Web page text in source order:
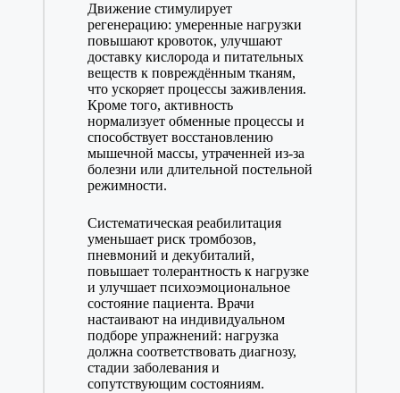
Движение стимулирует
регенерацию: умеренные нагрузки
повышают кровоток, улучшают
доставку кислорода и питательных
веществ к повреждённым тканям,
что ускоряет процессы заживления.
Кроме того, активность
нормализует обменные процессы и
способствует восстановлению
мышечной массы, утраченней из-за
болезни или длительной постельной
режимности.
Систематическая реабилитация
уменьшает риск тромбозов,
пневмоний и декубиталий,
повышает толерантность к нагрузке
и улучшает психоэмоциональное
состояние пациента. Врачи
настаивают на индивидуальном
подборе упражнений: нагрузка
должна соответствовать диагнозу,
стадии заболевания и
сопутствующим состояниям.